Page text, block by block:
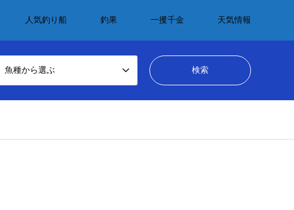
人気釣り船 釣果 一攫千金 天気情報
魚種から選ぶ